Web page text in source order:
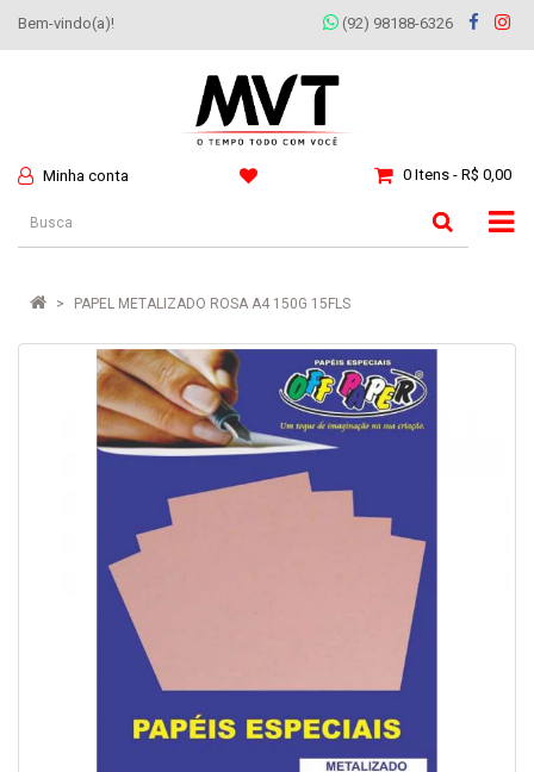
Bem-vindo(a)! (92) 98188-6326
Minha conta 0 Itens - R$ 0,00
PAPEL METALIZADO ROSA A4 150G 15FLS